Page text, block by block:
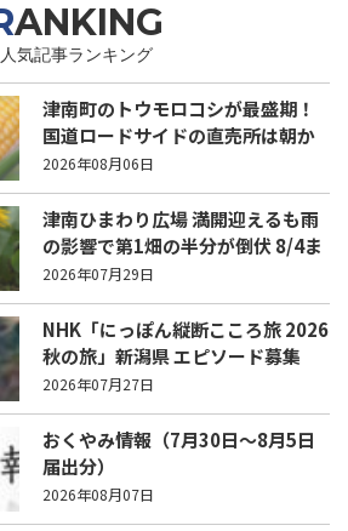
RANKING
人気記事ランキング
津南町のトウモロコシが最盛期！
国道ロードサイドの直売所は朝か
ら長い列！
2026年08月06日
津南ひまわり広場 満開迎えるも雨
の影響で第1畑の半分が倒伏 8/4ま
で駐車場を無料開放
2026年07月29日
NHK「にっぽん縦断こころ旅 2026
秋の旅」新潟県 エピソード募集
中！
2026年07月27日
おくやみ情報（7月30日～8月5日
届出分）
2026年08月07日